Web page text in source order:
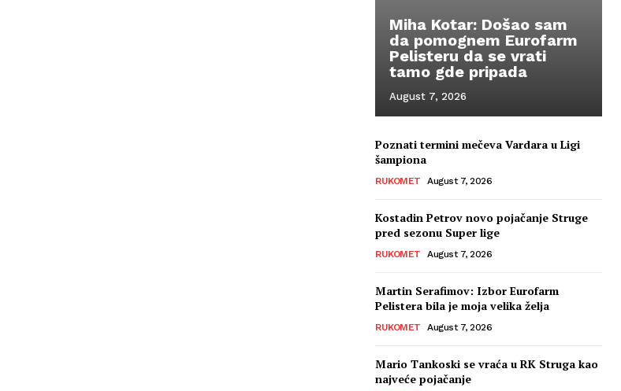
Miha Kotar: Došao sam
da pomognem Eurofarm
Pelisteru da se vrati
tamo gde pripada
August 7, 2026
Poznati termini mečeva Vardara u Ligi
šampiona
RUKOMET August 7, 2026
Kostadin Petrov novo pojačanje Struge
pred sezonu Super lige
RUKOMET August 7, 2026
Martin Serafimov: Izbor Eurofarm
Pelistera bila je moja velika želja
RUKOMET August 7, 2026
Mario Tankoski se vraća u RK Struga kao
najveće pojačanje